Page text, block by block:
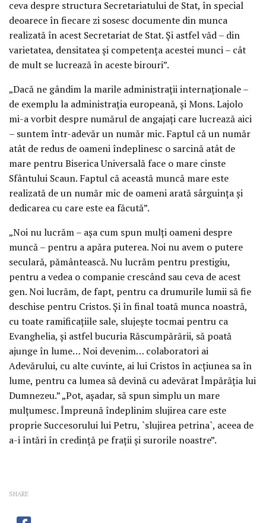
ceva despre structura Secretariatului de Stat, în special
deoarece în fiecare zi sosesc documente din munca
realizată în acest Secretariat de Stat. Şi astfel văd – din
varietatea, densitatea şi competenţa acestei munci – cât
de mult se lucrează în aceste birouri”.
„Dacă ne gândim la marile administraţii internaţionale –
de exemplu la administraţia europeană, şi Mons. Lajolo
mi-a vorbit despre numărul de angajaţi care lucrează aici
– suntem într-adevăr un număr mic. Faptul că un număr
atât de redus de oameni îndeplinesc o sarcină atât de
mare pentru Biserica Universală face o mare cinste
Sfântului Scaun. Faptul că această muncă mare este
realizată de un număr mic de oameni arată sârguinţa şi
dedicarea cu care este ea făcută”.
„Noi nu lucrăm – aşa cum spun mulţi oameni despre
muncă – pentru a apăra puterea. Noi nu avem o putere
seculară, pământească. Nu lucrăm pentru prestigiu,
pentru a vedea o companie crescând sau ceva de acest
gen. Noi lucrăm, de fapt, pentru ca drumurile lumii să fie
deschise pentru Cristos. Şi în final toată munca noastră,
cu toate ramificaţiile sale, slujeşte tocmai pentru ca
Evanghelia, şi astfel bucuria Răscumpărării, să poată
ajunge în lume… Noi devenim… colaboratori ai
Adevărului, cu alte cuvinte, ai lui Cristos în acţiunea sa în
lume, pentru ca lumea să devină cu adevărat Împărăţia lui
Dumnezeu.” „Pot, aşadar, să spun simplu un mare
mulţumesc. Împreună îndeplinim slujirea care este
proprie Succesorului lui Petru, `slujirea petrina`, aceea de
a-i întări în credinţă pe fraţii şi surorile noastre”.
SHARE